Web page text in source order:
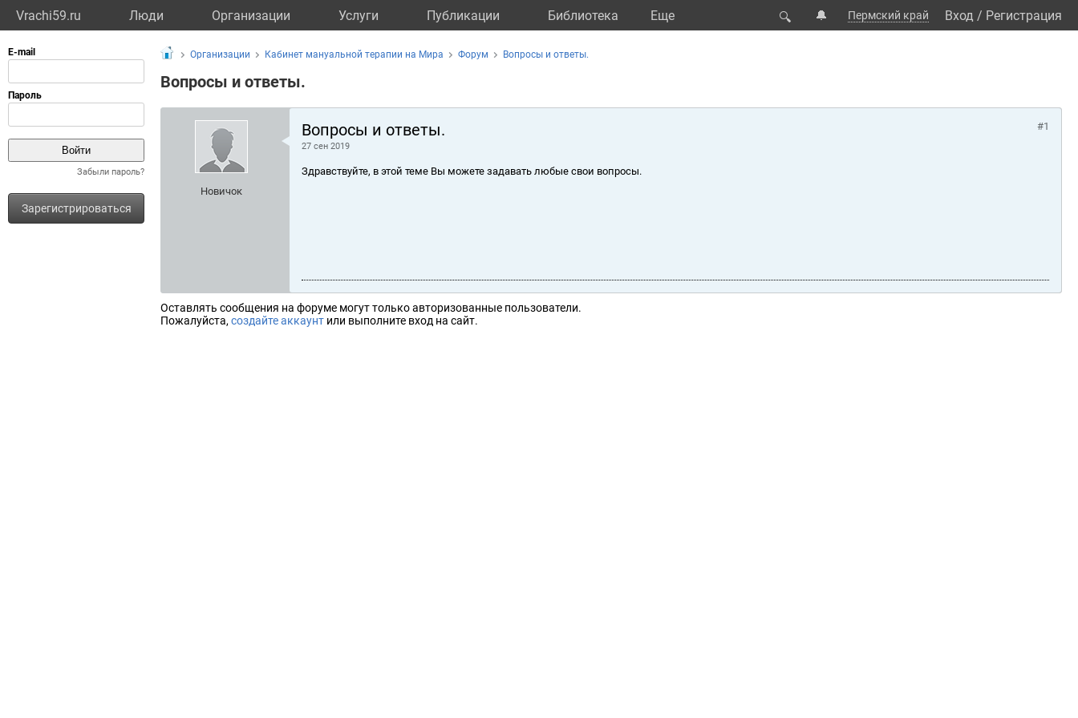
Vrachi59.ru Люди Организации Услуги Публикации Библиотека Eще 🔍 🔔 Пермский край Вход / Регистрация
Забыли пароль?
Зарегистрироваться
Организации Кабинет мануальной терапии на Мира Форум Вопросы и ответы.
Вопросы и ответы.
Новичок
Вопросы и ответы.
27 сен 2019
#1
Здравствуйте, в этой теме Вы можете задавать любые свои вопросы.
Оставлять сообщения на форуме могут только авторизованные пользователи.
Пожалуйста, создайте аккаунт или выполните вход на сайт.